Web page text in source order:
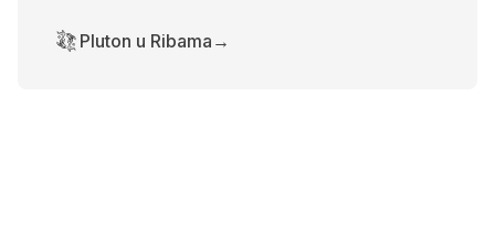
Pluton u Ribama →